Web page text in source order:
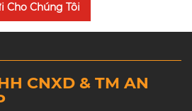
Cho Chúng Tôi
CNXD & TM AN